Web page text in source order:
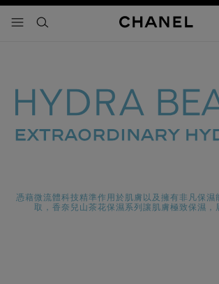
選單 - 主導覽
- 主選單搜尋
憑藉微流體科技精準作用於肌膚以及擁有非凡保濕
取，香奈兒山茶花保濕系列讓肌膚極致保濕，